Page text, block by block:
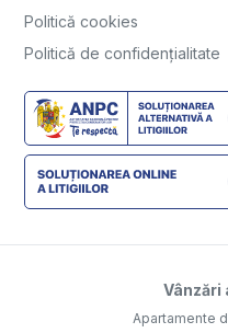
Politică cookies
Politică de confidențialitate
Vânzări
Apartamente